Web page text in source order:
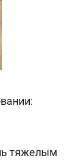
тяжелым